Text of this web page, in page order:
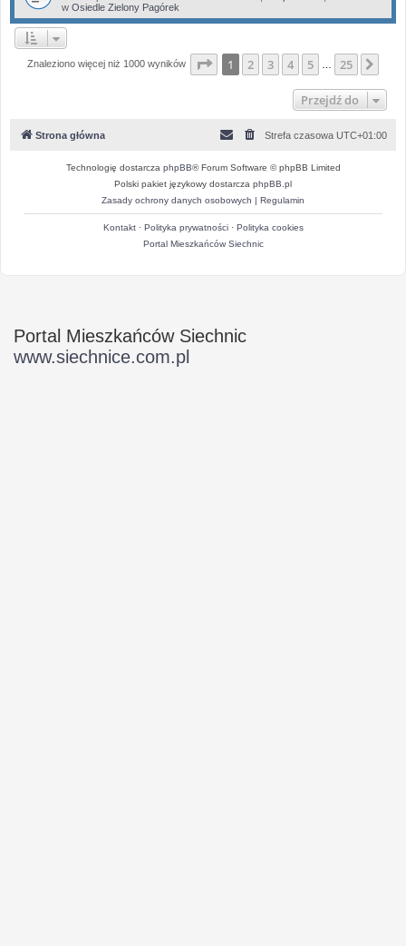
w Osiedle Zielony Pagórek
Znaleziono więcej niż 1000 wyników Strona z25
1 2 3 4 5 25
Przejdź do
Strona główna Strefa czasowa UTC+01:00
Technologię dostarcza phpBB® Forum Software © phpBB Limited
Polski pakiet językowy dostarcza phpBB.pl
Zasady ochrony danych osobowych | Regulamin
Kontakt· Polityka prywatności· Polityka cookies
Portal Mieszkańców Siechnic
Portal Mieszkańców Siechnic
www.siechnice.com.pl